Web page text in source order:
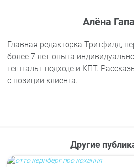
Алёна
Главная редакторка Тритфилд,
более 7 лет опыта
гештальт-подходе и КПТ.
с позиции клиента.
Другие